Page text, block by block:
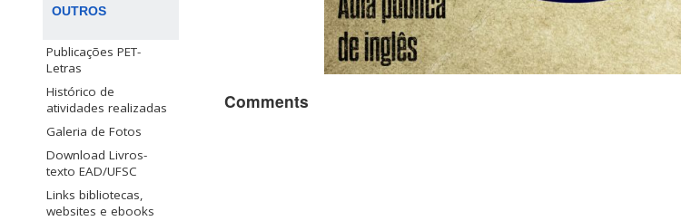
OUTROS
Publicações PET-
Letras
Histórico de
atividades realizadas
Galeria de Fotos
Download Livros-
texto EAD/UFSC
Links bibliotecas,
websites e ebooks
Comments